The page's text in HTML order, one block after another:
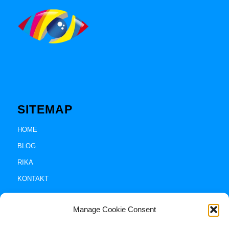
Manage Cookie Consent
SITEMAP
HOME
BLOG
RIKA
KONTAKT